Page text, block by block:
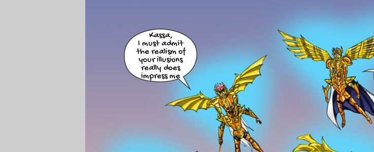
Kassa,
I must admit
the realism of
your illusions
really does
impress me